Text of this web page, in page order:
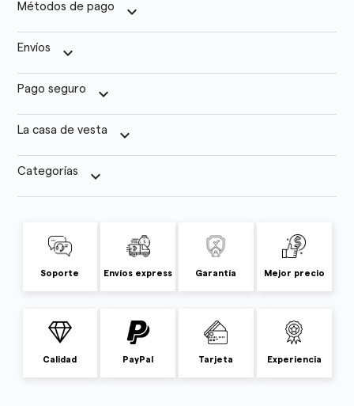
Métodos de pago keyboard_arrow_down
Envíos keyboard_arrow_down
Pago seguro keyboard_arrow_down
La casa de vesta keyboard_arrow_down
Categorías keyboard_arrow_down
Soporte Envíos express Garantía Mejor precio
Calidad PayPal Tarjeta Experiencia